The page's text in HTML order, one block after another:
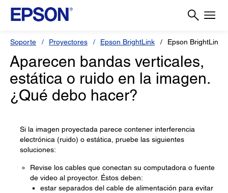
Soporte Proyectores Epson BrightLink Epson BrightLink
Aparecen bandas verticales,
estática o ruido en la imagen.
¿Qué debo hacer?
Si la imagen proyectada parece contener interferencia
electrónica (ruido) o estática, pruebe las siguientes
soluciones:
Revise los cables que conectan su computadora o fuente
de video al proyector. Éstos deben:
estar separados del cable de alimentación para evitar